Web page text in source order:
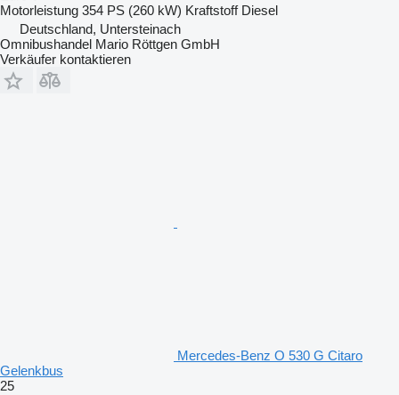
Motorleistung 354 PS (260 kW) Kraftstoff Diesel
Deutschland, Untersteinach
Omnibushandel Mario Röttgen GmbH
Verkäufer kontaktieren
Mercedes-Benz O 530 G Citaro
Gelenkbus
25